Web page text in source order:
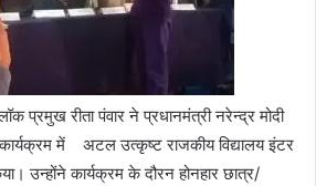
प्रमुख रीता पंवार ने प्रधानमंत्री नरेन्द्र मोदी
कार्यक्रम में अटल उत्कृष्ट राजकीय विद्यालय इंटर
उन्होंने कार्यक्रम के दौरन होनहार छात्र/